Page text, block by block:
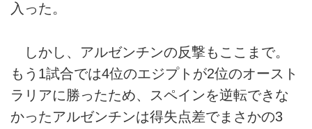
入った。
しかし、アルゼンチンの反撃もここまで。
もう1試合では4位のエジプトが2位のオースト
ラリアに勝ったため、スペインを逆転できな
かったアルゼンチンは得失点差でまさかの3